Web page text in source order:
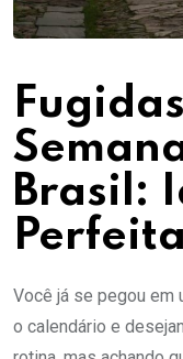
Brasil:
Você já se pegou em
o calendário e